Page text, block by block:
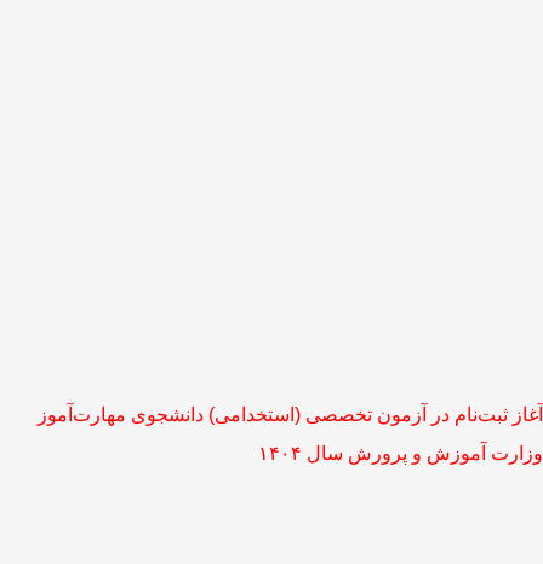
آغاز ثبت‌نام در آزمون تخصصی (استخدامی) دانشجوی مهارت‌آموز
وزارت آموزش و پرورش سال ۱۴۰۴